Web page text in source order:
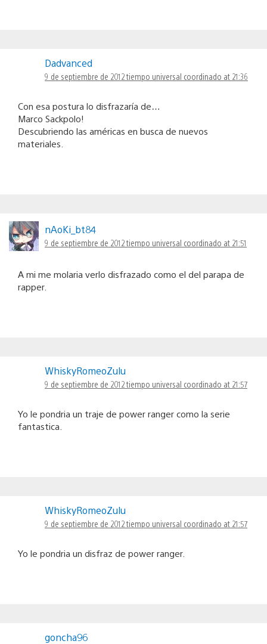
Dadvanced
9 de septiembre de 2012 tiempo universal coordinado at 21:36
Con esa postura lo disfrazaría de…
Marco Sackpolo!
Descubriendo las américas en busca de nuevos
materiales.
nAoKi_bt84
9 de septiembre de 2012 tiempo universal coordinado at 21:51
A mi me molaria verlo disfrazado como el del parapa de
rapper.
WhiskyRomeoZulu
9 de septiembre de 2012 tiempo universal coordinado at 21:57
Yo le pondria un traje de power ranger como la serie
fantastica.
WhiskyRomeoZulu
9 de septiembre de 2012 tiempo universal coordinado at 21:57
Yo le pondria un disfraz de power ranger.
goncha96